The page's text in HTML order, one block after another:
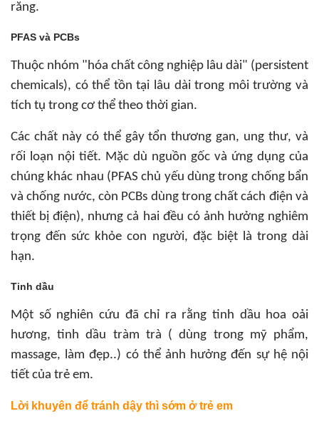
răng.
PFAS và PCBs
Thuộc nhóm "hóa chất công nghiệp lâu dài" (persistent
chemicals), có thể tồn tại lâu dài trong môi trường và
tích tụ trong cơ thể theo thời gian.
Các chất này có thể gây tổn thương gan, ung thư, và
rối loạn nội tiết. Mặc dù nguồn gốc và ứng dụng của
chúng khác nhau (PFAS chủ yếu dùng trong chống bẩn
và chống nước, còn PCBs dùng trong chất cách điện và
thiết bị điện), nhưng cả hai đều có ảnh hưởng nghiêm
trọng đến sức khỏe con người, đặc biệt là trong dài
hạn.
Tinh dầu
Một số nghiên cứu đã chỉ ra rằng tinh dầu hoa oải
hương, tinh dầu tràm trà ( dùng trong mỹ phẩm,
massage, làm đẹp..) có thể ảnh hưởng đến sự hệ nội
tiết của trẻ em.
Lời khuyên để tránh dậy thì sớm ở trẻ em